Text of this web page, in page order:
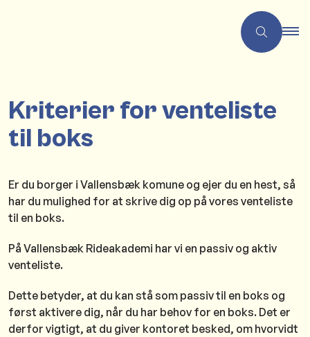
Kriterier for venteliste
til boks
Er du borger i Vallensbæk komune og ejer du en hest, så
har du mulighed for at skrive dig op på vores venteliste
til en boks.
På Vallensbæk Rideakademi har vi en passiv og aktiv
venteliste.
Dette betyder, at du kan stå som passiv til en boks og
først aktivere dig, når du har behov for en boks. Det er
derfor vigtigt, at du giver kontoret besked, om hvorvidt